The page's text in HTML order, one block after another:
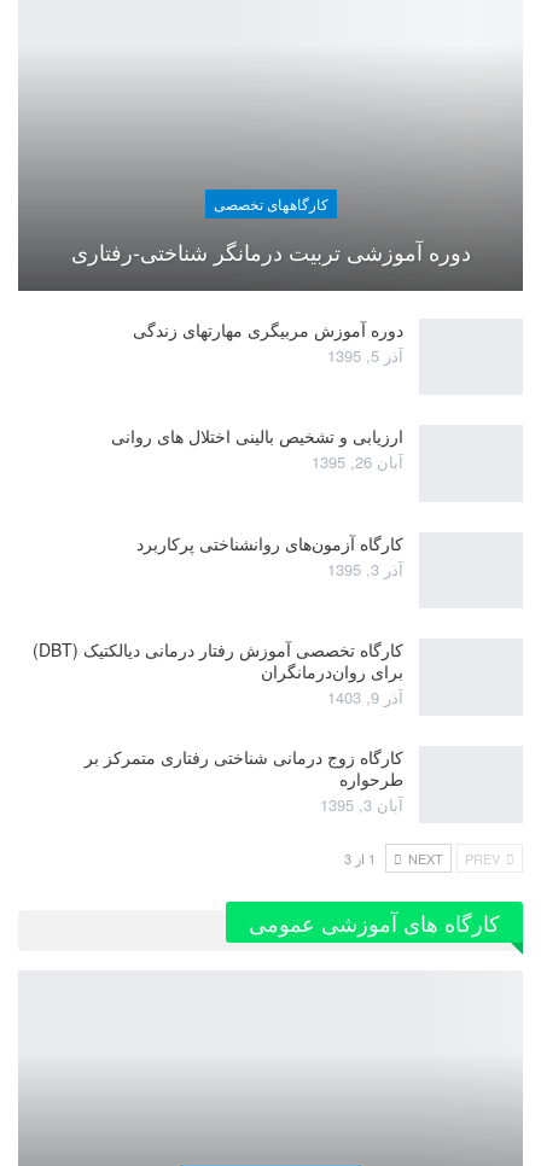
کارگاههای تخصصی
دوره آموزشی تربیت درمانگر شناختی-رفتاری
دوره آموزش مربیگری مهارتهای زندگی
آذر 5, 1395
ارزیابی و تشخیص بالینی اختلال های روانی
آبان 26, 1395
کارگاه آزمون‌های روانشناختی پرکاربرد
آذر 3, 1395
کارگاه تخصصی آموزش رفتار درمانی دیالکتیک (DBT)
برای روان‌درمانگران
آذر 9, 1403
کارگاه زوج‌ درمانی شناختی رفتاری متمرکز بر
طرحواره
آبان 3, 1395
NEXT 1 از 3
کارگاه های آموزشی عمومی